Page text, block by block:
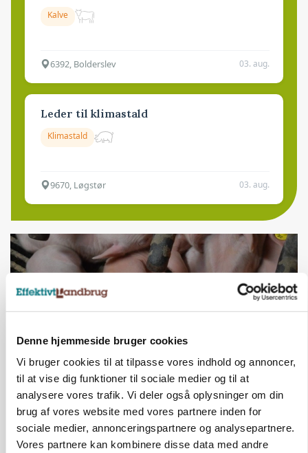
Denne hjemmeside bruger cookies
Vi bruger cookies til at tilpasse vores indhold og annoncer,
til at vise dig funktioner til sociale medier og til at
analysere vores trafik. Vi deler også oplysninger om din
brug af vores website med vores partnere inden for
sociale medier, annonceringspartnere og analysepartnere.
Vores partnere kan kombinere disse data med andre
Kalve
6392, Bolderslev 03. aug.
Leder til klimastald
Klimastald
9670, Løgstør 03. aug.
MARKED
Grisebestanden stiger trods svagere
avlsbestand